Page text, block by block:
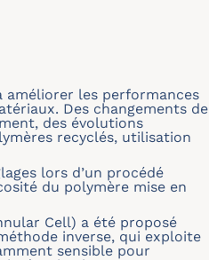
améliorer les performances
Des changements de
des évolutions
recyclés, utilisation
lors d’un procédé
du polymère mise en
Cell) a été proposé
inverse, qui exploite
sensible pour